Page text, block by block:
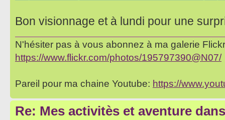
Bon visionnage et à lundi pour une
N'hésiter pas à vous abonnez à ma galerie
https://www.flickr.com/photos/195797390@N07/
Pareil pour ma chaine Youtube: https://
Re: Mes activitès et aventure